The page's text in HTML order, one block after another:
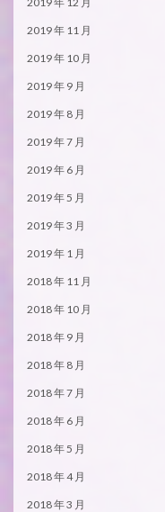
2019 年 11 月
2019 年 10 月
2019 年 9 月
2019 年 8 月
2019 年 7 月
2019 年 6 月
2019 年 5 月
2019 年 3 月
2019 年 1 月
2018 年 11 月
2018 年 10 月
2018 年 9 月
2018 年 8 月
2018 年 7 月
2018 年 6 月
2018 年 5 月
2018 年 4 月
2018 年 3 月